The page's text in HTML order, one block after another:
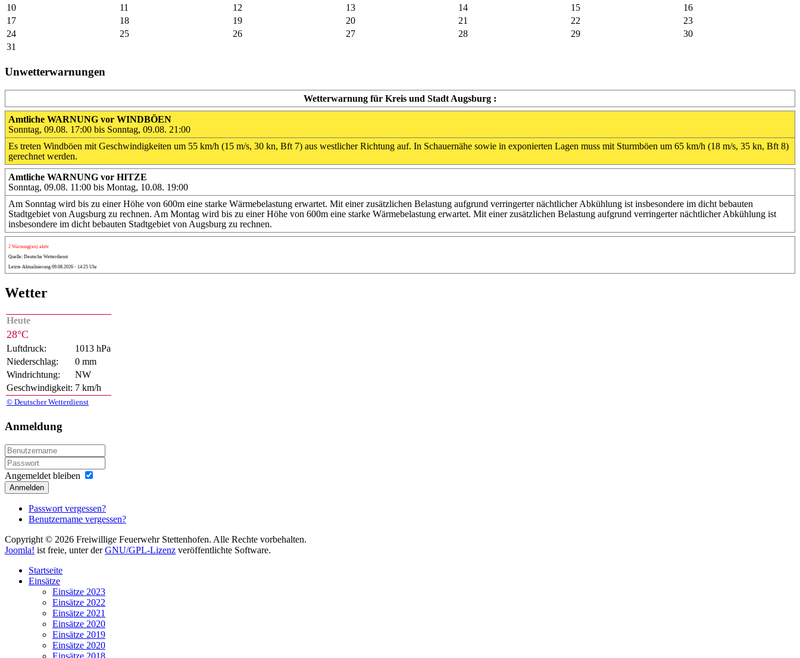
10
11 12 13 14 15
16
17
18 19 20 21 22
23
24
25 26 27 28 29
30
31
Unwetterwarnungen
Wetterwarnung für Kreis und Stadt Augsburg :
Amtliche WARNUNG vor WINDBÖEN
Sonntag, 09.08. 17:00 bis Sonntag, 09.08. 21:00
Es treten Windböen mit Geschwindigkeiten um 55 km/h (15 m/s, 30 kn, Bft 7) aus westlicher Richtung auf. In Schauernähe sowie in exponierten Lagen muss mit Sturmböen um 65 km/h (18 m/s, 35 kn, Bft 8)
gerechnet werden.
Amtliche WARNUNG vor HITZE
Sonntag, 09.08. 11:00 bis Montag, 10.08. 19:00
Am Sonntag wird bis zu einer Höhe von 600m eine starke Wärmebelastung erwartet. Mit einer zusätzlichen Belastung aufgrund verringerter nächtlicher Abkühlung ist insbesondere im dicht bebauten
Stadtgebiet von Augsburg zu rechnen. Am Montag wird bis zu einer Höhe von 600m eine starke Wärmebelastung erwartet. Mit einer zusätzlichen Belastung aufgrund verringerter nächtlicher Abkühlung ist
insbesondere im dicht bebauten Stadtgebiet von Augsburg zu rechnen.
2 Warnung(en) aktiv
Quelle: Deutsche Wetterdienst
Letzte Aktualisierung 09.08.2026 - 14:25 Uhr
Wetter
Heute
28°C
Luftdruck:
1013 hPa
Niederschlag:
0 mm
Windrichtung:
NW
Geschwindigkeit: 7 km/h
© Deutscher Wetterdienst
Anmeldung
Angemeldet bleiben
Anmelden
Passwort vergessen?
Benutzername vergessen?
Copyright © 2026 Freiwillige Feuerwehr Stettenhofen. Alle Rechte vorbehalten.
Joomla! ist freie, unter derGNU/GPL-Lizenz veröffentlichte Software.
Startseite
Einsätze
Einsätze 2023
Einsätze 2022
Einsätze 2021
Einsätze 2020
Einsätze 2019
Einsätze 2020
Einsätze 2018